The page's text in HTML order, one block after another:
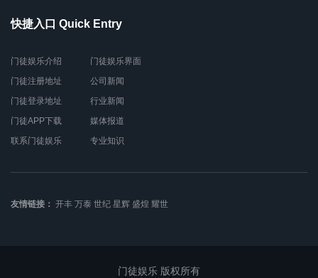
快捷入口 Quick Entry
门徒娱乐介绍
门徒注册地址
门徒登录地址
门徒APP下载
联系门徒娱乐
门徒娱乐界面
公司新闻
行业新闻
媒体报道
专业知识
友情链接： 开丰 万泰 世纪 星辉 盛煌 耀世
门徒娱乐 版权所有